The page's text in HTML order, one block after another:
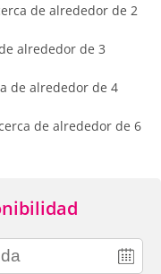
de alrededor de 2
alrededor de 3
de alrededor de 4
de alrededor de 6